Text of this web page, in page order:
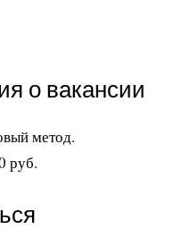
о вакансии
метод.
руб.